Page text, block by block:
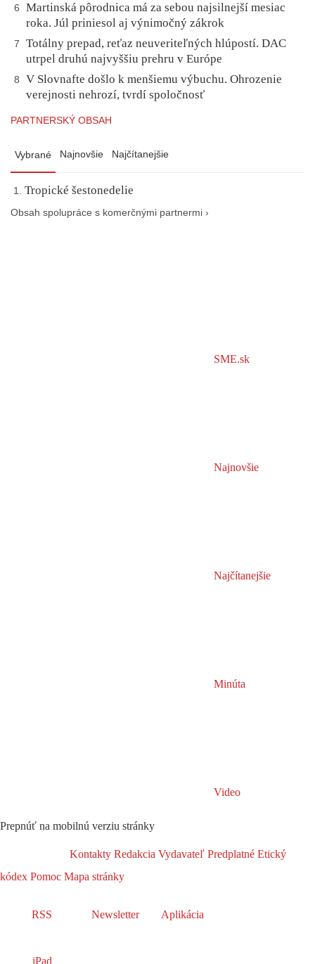
6
Martinská pôrodnica má za sebou najsilnejší mesiac
roka. Júl priniesol aj výnimočný zákrok
7
Totálny prepad, reťaz neuveriteľných hlúpostí. DAC
utrpel druhú najvyššiu prehru v Európe
8
V Slovnafte došlo k menšiemu výbuchu. Ohrozenie
verejnosti nehrozí, tvrdí spoločnosť
PARTNERSKÝ OBSAH
Vybrané Najnovšie Najčítanejšie
Tropické šestonedelie
Obsah spolupráce s komerčnými partnermi ›
SME.sk
Najnovšie
Najčítanejšie
Minúta
Video
Prepnúť na mobilnú verziu stránky
Kontakty Redakcia Vydavateľ Predplatné Etický
kódex Pomoc Mapa stránky
RSS Newsletter Aplikácia
iPad